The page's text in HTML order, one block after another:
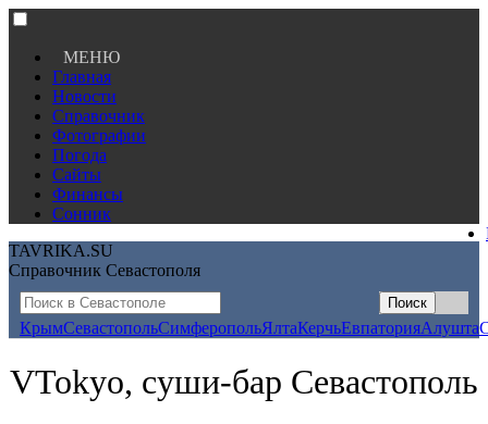
МЕНЮ
Главная
Новости
Справочник
Фотографии
Погода
Сайты
Финансы
Сонник
TAVRIKA.SU
Справочник Севастополя
КрымСевастопольСимферопольЯлтаКерчьЕвпаторияАлушта
VTokyo, суши-бар Севастополь